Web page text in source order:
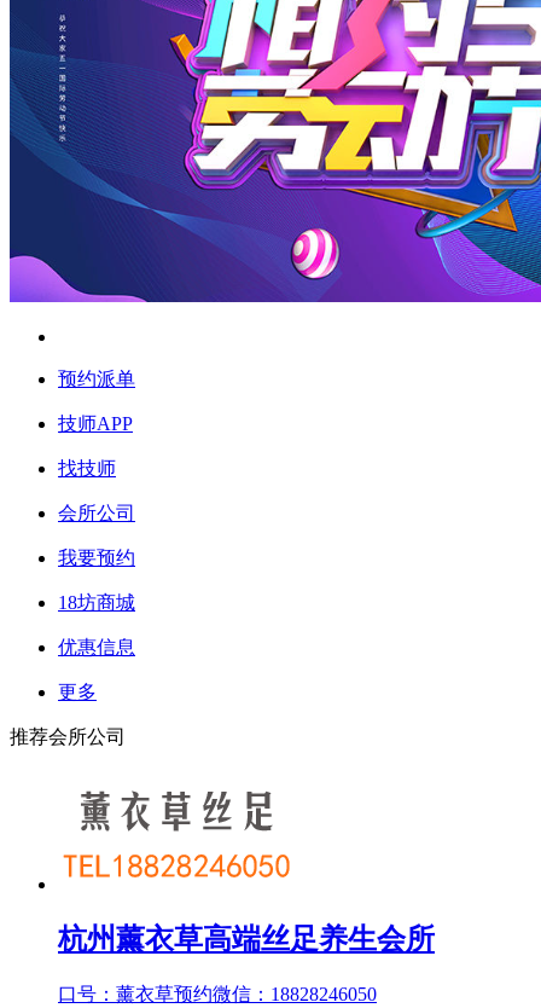
预约派单
技师APP
找技师
会所公司
我要预约
18坊商城
优惠信息
更多
推荐会所公司
杭州薰衣草高端丝足养生会所
口号：薰衣草预约微信：18828246050